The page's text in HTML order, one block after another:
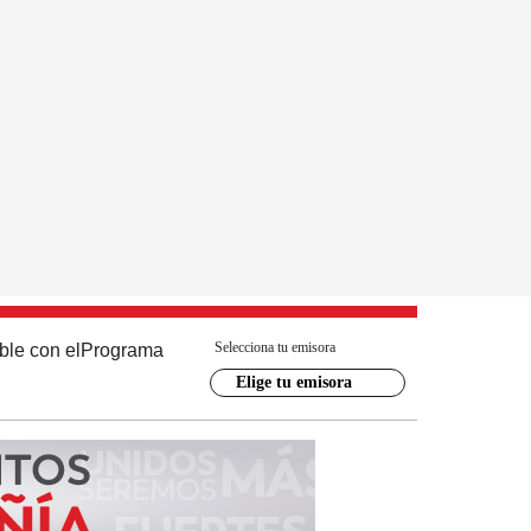
con el Programa Selecciona tu emisora
Elige tu emisora